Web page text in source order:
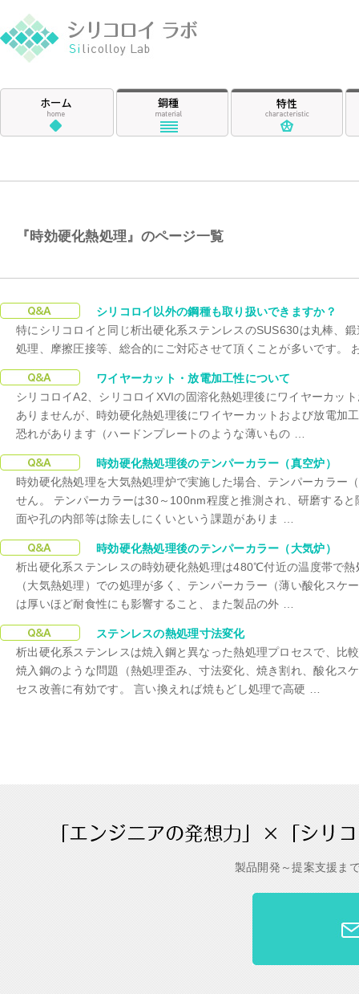
『時効硬化熱処理』のページ一覧
時効硬化熱処理
シリコロイ以外の鋼種も取り扱いできますか？
特にシリコロイと同じ析出硬化系ステンレスのSUS630は丸棒、
処理、摩擦圧接等、総合的にご対応させて頂くことが多いです。
時効硬化熱処理
ワイヤーカット・放電加工性について
シリコロイA2、シリコロイXVIの固溶化熱処理後にワイヤーカッ
ありませんが、時効硬化熱処理後にワイヤーカットおよび放電加
恐れがあります（ハードンプレートのような薄いもの …
時効硬化熱処理
時効硬化熱処理後のテンパーカラー（真空炉）
時効硬化熱処理を大気熱処理炉で実施した場合、テンパーカラー
せん。 テンパーカラーは30～100nm程度と推測され、研磨する
面や孔の内部等は除去しにくいという課題がありま …
時効硬化熱処理
時効硬化熱処理後のテンパーカラー（大気炉）
析出硬化系ステンレスの時効硬化熱処理は480℃付近の温度帯で
（大気熱処理）での処理が多く、テンパーカラー（薄い酸化スケ
は厚いほど耐食性にも影響すること、また製品の外 …
時効硬化熱処理
ステンレスの熱処理寸法変化
析出硬化系ステンレスは焼入鋼と異なった熱処理プロセスで、比
焼入鋼のような問題（熱処理歪み、寸法変化、焼き割れ、酸化ス
セス改善に有効です。 言い換えれば焼もどし処理で高硬 …
製品開発～提案支援ま